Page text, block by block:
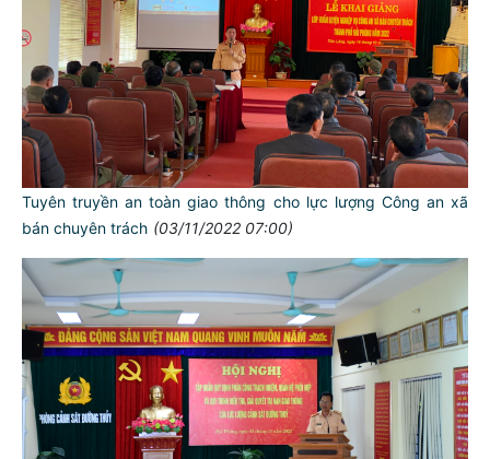
Tuyên truyền an toàn giao thông cho lực lượng Công an xã
bán chuyên trách (03/11/2022 07:00)